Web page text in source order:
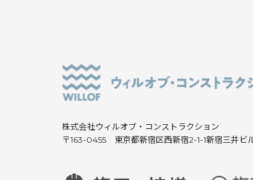
株式会社ウィルオブ・コンストラクション
〒163-0455 東京都新宿区西新宿2-1-1新宿三井ビ